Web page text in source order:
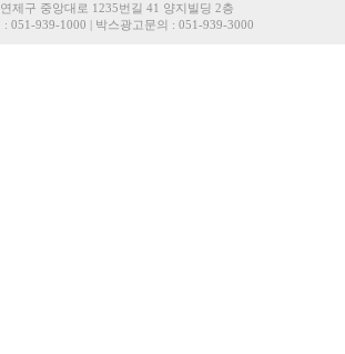
제구 중앙대로 1235번길 41 양지빌딩 2층
: 051-939-1000 | 박스광고문의 : 051-939-3000